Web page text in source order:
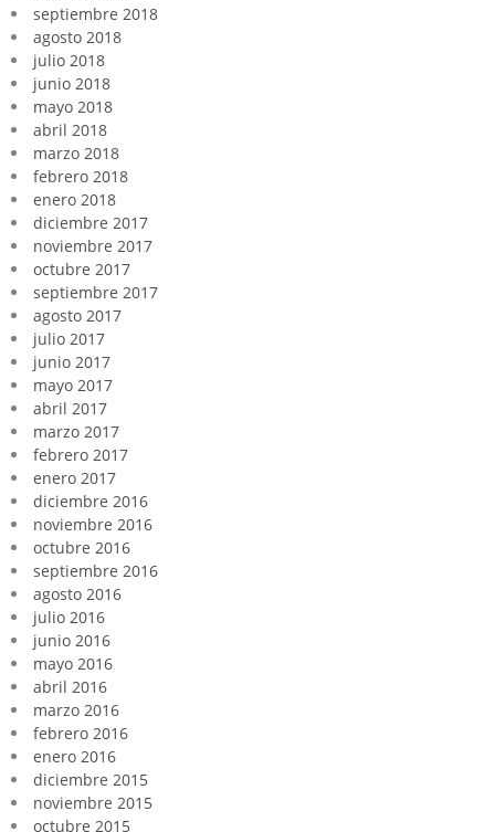
septiembre 2018
agosto 2018
julio 2018
junio 2018
mayo 2018
abril 2018
marzo 2018
febrero 2018
enero 2018
diciembre 2017
noviembre 2017
octubre 2017
septiembre 2017
agosto 2017
julio 2017
junio 2017
mayo 2017
abril 2017
marzo 2017
febrero 2017
enero 2017
diciembre 2016
noviembre 2016
octubre 2016
septiembre 2016
agosto 2016
julio 2016
junio 2016
mayo 2016
abril 2016
marzo 2016
febrero 2016
enero 2016
diciembre 2015
noviembre 2015
octubre 2015